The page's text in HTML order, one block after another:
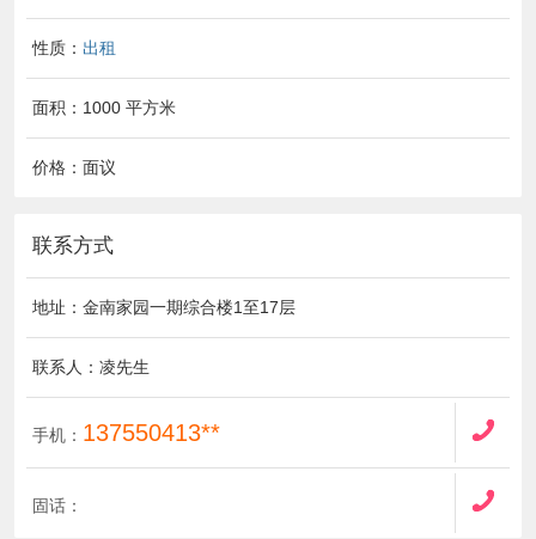
性质： 出租
面积：1000 平方米
价格：面议
联系方式
地址：金南家园一期综合楼1至17层
联系人：凌先生
手机： 137550413**
固话：